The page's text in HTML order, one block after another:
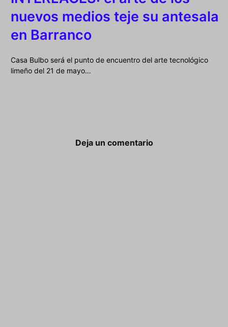
nuevos medios teje su antesala
en Barranco
Casa Bulbo será el punto de encuentro del arte tecnológico
limeño del 21 de mayo…
Deja un comentario